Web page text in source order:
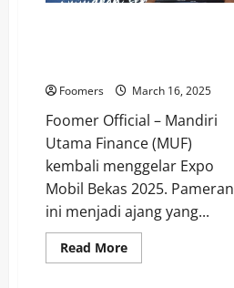
Foomers March 16, 2025
Foomer Official – Mandiri
Utama Finance (MUF)
kembali menggelar Expo
Mobil Bekas 2025. Pameran
ini menjadi ajang yang...
Read MoreRead
more